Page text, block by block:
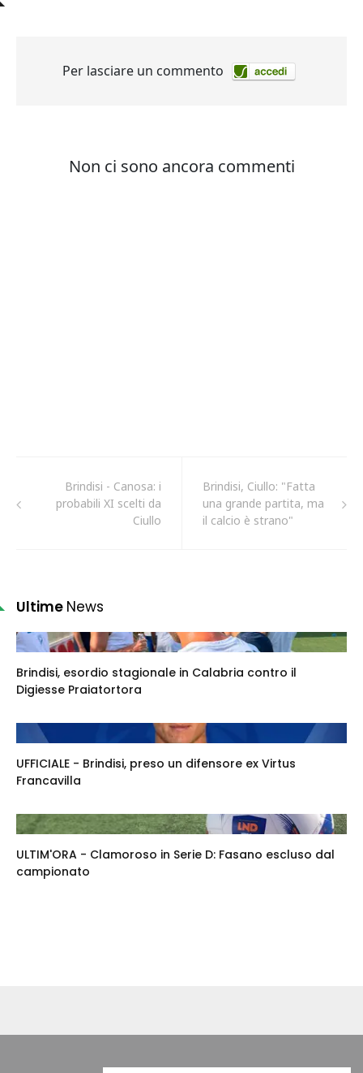
Brindisi - Canosa: i
probabili XI scelti da
Ciullo
Brindisi, Ciullo: "Fatta
una grande partita, ma
il calcio è strano"
Ultime News
Brindisi, esordio stagionale in Calabria contro il
Digiesse Praiatortora
UFFICIALE - Brindisi, preso un difensore ex Virtus
Francavilla
ULTIM'ORA - Clamoroso in Serie D: Fasano escluso dal
campionato